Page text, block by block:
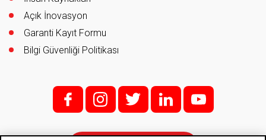
Açık İnovasyon
Garanti Kayıt Formu
Bilgi Güvenliği Politikası
f; i; t l y